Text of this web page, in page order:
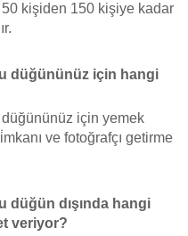
kişiden 150 kişiye kadar
düğününüz için hangi
için yemek
ve fotoğrafçı getirme
düğün dışında hangi
veriyor?